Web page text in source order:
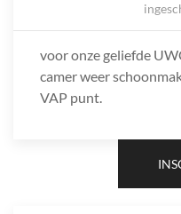
voor onze geliefde
camer weer
VAP punt.